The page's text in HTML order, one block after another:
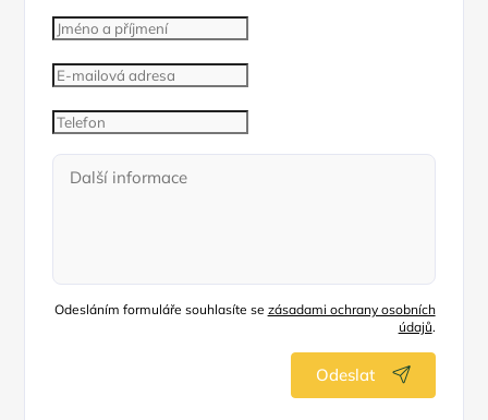
Odesláním formuláře souhlasíte se zásadami ochrany osobních
údajů.
Odeslat